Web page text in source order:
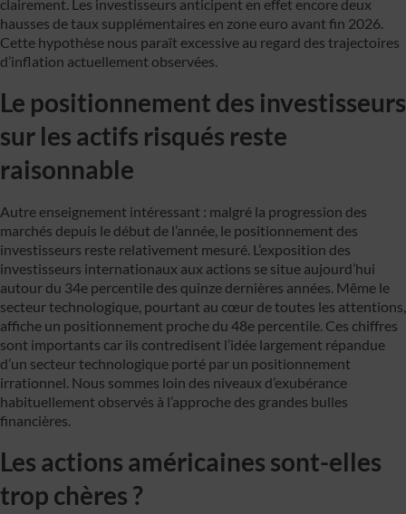
clairement. Les investisseurs anticipent en effet encore deux
hausses de taux supplémentaires en zone euro avant fin 2026.
Cette hypothèse nous paraît excessive au regard des trajectoires
d’inflation actuellement observées.
Le positionnement des investisseurs
sur les actifs risqués reste
raisonnable
Autre enseignement intéressant : malgré la progression des
marchés depuis le début de l’année, le positionnement des
investisseurs reste relativement mesuré. L’exposition des
investisseurs internationaux aux actions se situe aujourd’hui
autour du 34e percentile des quinze dernières années. Même le
secteur technologique, pourtant au cœur de toutes les attentions,
affiche un positionnement proche du 48e percentile. Ces chiffres
sont importants car ils contredisent l’idée largement répandue
d’un secteur technologique porté par un positionnement
irrationnel. Nous sommes loin des niveaux d’exubérance
habituellement observés à l’approche des grandes bulles
financières.
Les actions américaines sont-elles
trop chères ?